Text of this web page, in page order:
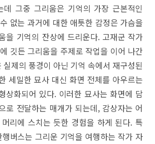
데 그중 그리움은 기억의 가장 근본적인
없는 과거에 대한 애틋한 감정은 가슴을
을 기억의 잔상에 드리운다. 고재군 작가
깃든 그리움을 주제로 작업을 이어 나간
실제의 풍경이 아닌 기억 속에서 재구성된
세밀한 묘사 대신 화면 전체를 아우르는
상화되어 있다. 이러한 묘사는 화면에 담
로 전달하는 매개가 되는데, 감상자는 어
리에 스치는 듯한 경험을 하게 된다. 특
버스는 그리운 기억을 여행하는 작가 자